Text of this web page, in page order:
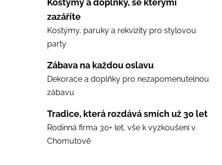
Kostýmy a doplňky, se kterými
zazáříte
Kostýmy, paruky a rekvizity pro stylovou
party
Zábava na každou oslavu
Dekorace a doplňky pro nezapomenutelnou
zábavu
Tradice, která rozdává smích už 30 let
Rodinná firma 30+ let, vše k vyzkoušení v
Chomutově